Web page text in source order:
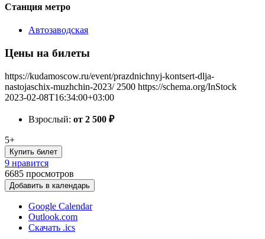
Станция метро
Автозаводская
Цены на билеты
https://kudamoscow.ru/event/prazdnichnyj-kontsert-dlja-
nastojaschix-muzhchin-2023/ 2500 https://schema.org/InStock
2023-02-08T16:34:00+03:00
Взрослый: от 2 500 ₽
5+
Купить билет
9 нравится
6685 просмотров
Добавить в календарь
Google Calendar
Outlook.com
Скачать .ics